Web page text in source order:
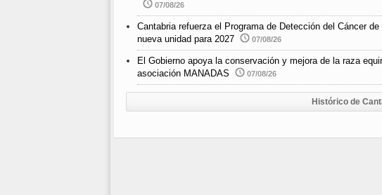
07/08/26
Cantabria refuerza el Programa de Detección del Cáncer
nueva unidad para 2027
07/08/26
El Gobierno apoya la conservación y mejora de la raza
asociación MANADAS
07/08/26
Histórico de